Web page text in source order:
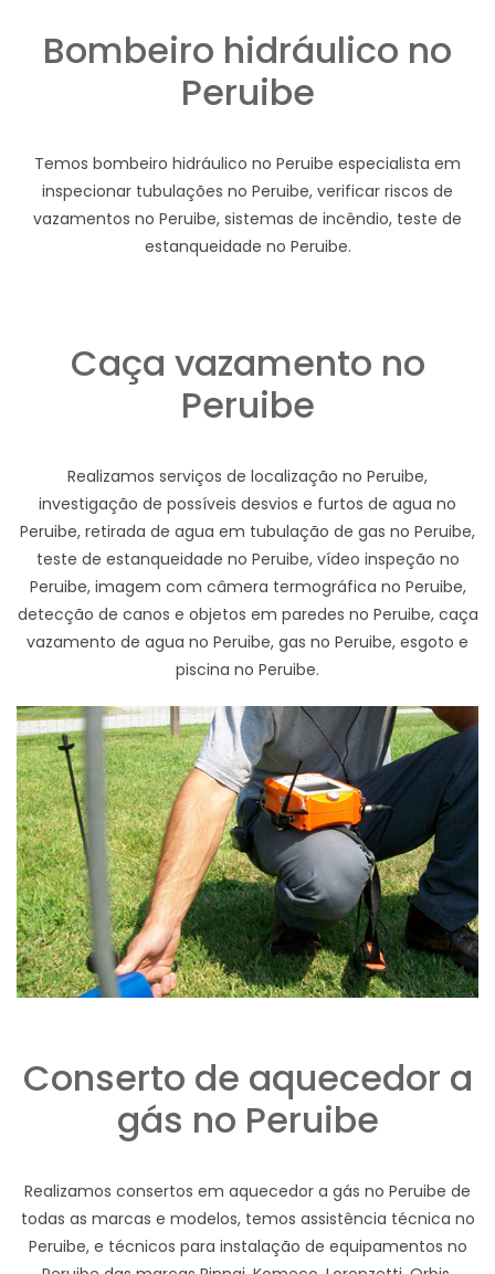
Bombeiro hidráulico no
Peruibe
Temos bombeiro hidráulico no Peruibe especialista em
inspecionar tubulações no Peruibe, verificar riscos de
vazamentos no Peruibe, sistemas de incêndio, teste de
estanqueidade no Peruibe.
Caça vazamento no
Peruibe
Realizamos serviços de localização no Peruibe,
investigação de possíveis desvios e furtos de agua no
Peruibe, retirada de agua em tubulação de gas no Peruibe,
teste de estanqueidade no Peruibe, vídeo inspeção no
Peruibe, imagem com câmera termográfica no Peruibe,
detecção de canos e objetos em paredes no Peruibe, caça
vazamento de agua no Peruibe, gas no Peruibe, esgoto e
piscina no Peruibe.
Conserto de aquecedor a
gás no Peruibe
Realizamos consertos em aquecedor a gás no Peruibe de
todas as marcas e modelos, temos assistência técnica no
Peruibe, e técnicos para instalação de equipamentos no